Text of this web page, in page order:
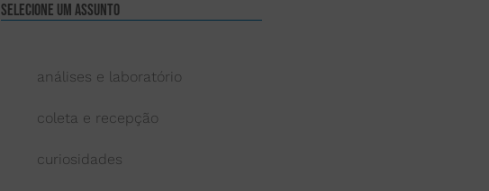
Selecione um assunto
análises e laboratório
coleta e recepção
curiosidades